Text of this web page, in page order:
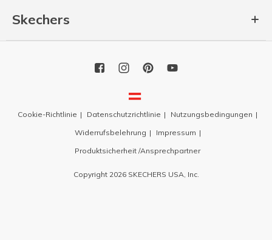
Skechers
Cookie-Richtlinie Datenschutzrichtlinie
Nutzungsbedingungen
Widerrufsbelehrung
Impressum
Produktsicherheit /Ansprechpartner
Copyright 2026 SKECHERS USA, Inc.